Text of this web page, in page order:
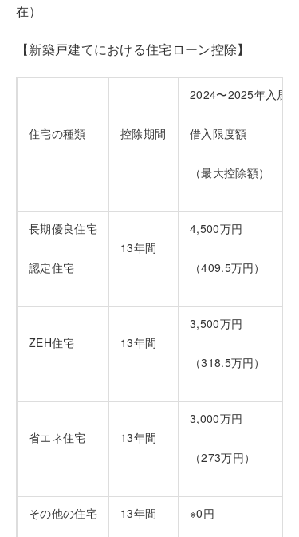
在）
【新築戸建てにおける住宅ローン控除】
住宅の種類 控除期間
2024〜2025年入居
借入限度額
（最大控除額）
長期優良住宅
認定住宅
13年間
4,500万円
（409.5万円）
ZEH住宅 13年間
3,500万円
（318.5万円）
省エネ住宅 13年間
3,000万円
（273万円）
その他の住宅 13年間 ※0円